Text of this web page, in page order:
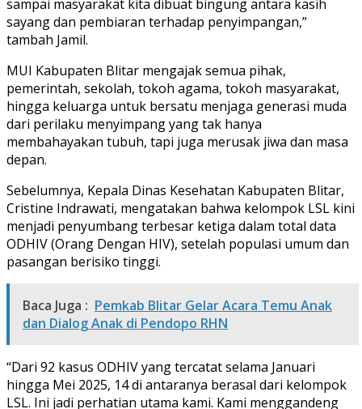
sampai masyarakat kita dibuat bingung antara kasih
sayang dan pembiaran terhadap penyimpangan,”
tambah Jamil.
MUI Kabupaten Blitar mengajak semua pihak,
pemerintah, sekolah, tokoh agama, tokoh masyarakat,
hingga keluarga untuk bersatu menjaga generasi muda
dari perilaku menyimpang yang tak hanya
membahayakan tubuh, tapi juga merusak jiwa dan masa
depan.
Sebelumnya, Kepala Dinas Kesehatan Kabupaten Blitar,
Cristine Indrawati, mengatakan bahwa kelompok LSL kini
menjadi penyumbang terbesar ketiga dalam total data
ODHIV (Orang Dengan HIV), setelah populasi umum dan
pasangan berisiko tinggi.
Baca Juga : Pemkab Blitar Gelar Acara Temu Anak
dan Dialog Anak di Pendopo RHN
“Dari 92 kasus ODHIV yang tercatat selama Januari
hingga Mei 2025, 14 di antaranya berasal dari kelompok
LSL. Ini jadi perhatian utama kami. Kami menggandeng